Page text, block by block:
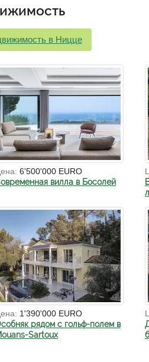
в Ницце
6'500'000 EURO
вилла в Босолей
1'390'000 EURO
рядом с гольф-полем в
Sartoux